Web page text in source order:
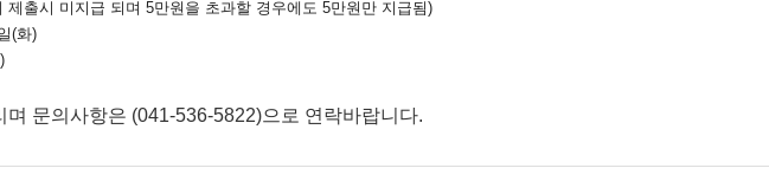
출시 미지급 되며 5만원을 초과할 경우에도 5만원만 지급됨)
(화)
문의사항은 (041-536-5822)으로 연락바랍니다.